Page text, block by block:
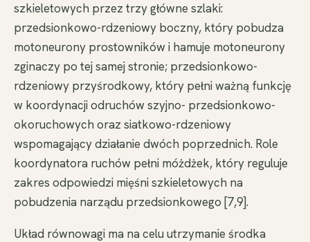
szkieletowych przez trzy główne szlaki:
przedsionkowo-rdzeniowy boczny, który pobudza
motoneurony prostowników i hamuje motoneurony
zginaczy po tej samej stronie; przedsionkowo-
rdzeniowy przyśrodkowy, który pełni ważną funkcję
w koordynacji odruchów szyjno- przedsionkowo-
okoruchowych oraz siatkowo-rdzeniowy
wspomagający działanie dwóch poprzednich. Role
koordynatora ruchów pełni móżdżek, który reguluje
zakres odpowiedzi mięśni szkieletowych na
pobudzenia narządu przedsionkowego [7,9].
Układ równowagi ma na celu utrzymanie środka